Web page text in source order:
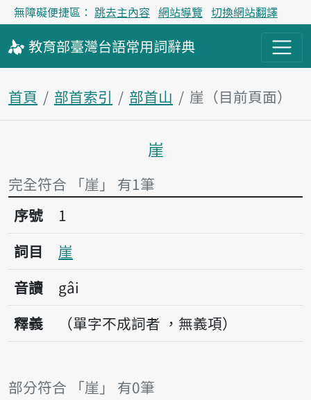
無障礙便捷區： 跳去主內容 網站導覽 切換網站翻譯
教育部臺灣台語常用詞辭典
首頁 部首索引 部首山 崖（目前頁面）
主內容區塊
崖
完全符合 「崖」 有1筆
序號1崖
序號
1
詞目
崖
音讀
gâi
釋義
（單字不成詞者 ，無義項）
部分符合 「崖」 有0筆